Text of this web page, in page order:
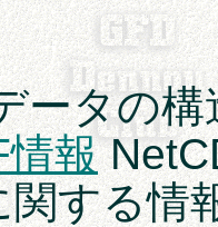
ータの
情報
関する情